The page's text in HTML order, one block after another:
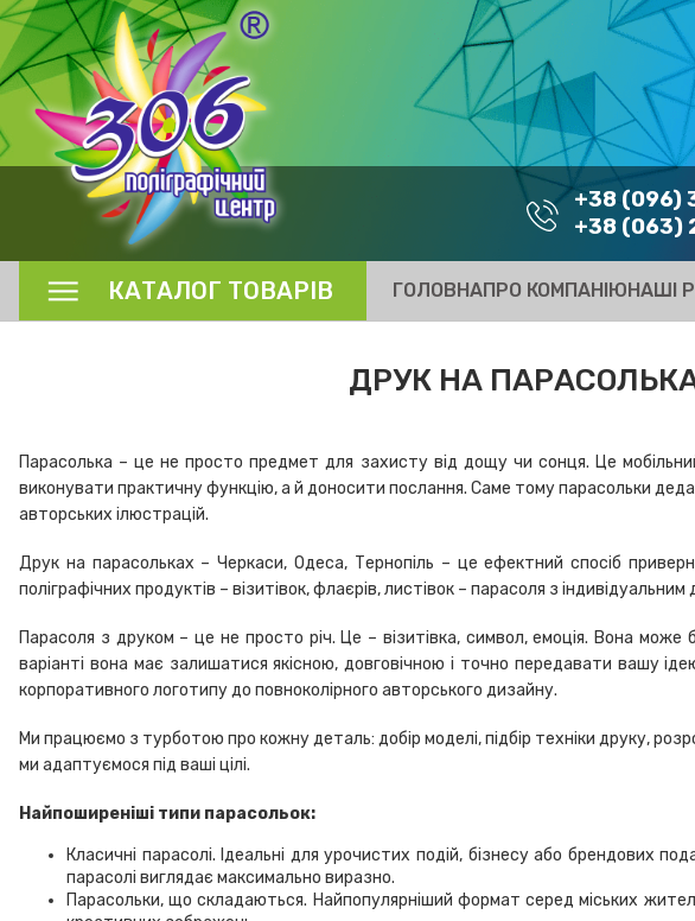
+38 (096)
+38 (063)
КАТАЛОГ ТОВАРІВ ГОЛОВНАПРО КОМПАНІЮНАШІ
ДРУК НА
Парасолька – це не просто предмет для захисту від дощу чи сонця. Це
виконувати практичну функцію, а й доносити послання. Саме тому парасольки
авторських ілюстрацій.
Друк на парасольках – Черкаси, Одеса, Тернопіль – це ефектний спосіб
поліграфічних продуктів – візитівок, флаєрів, листівок – парасоля з
Парасоля з друком – це не просто річ. Це – візитівка, символ, емоція. Вона
варіанті вона має залишатися якісною, довговічною і точно передавати вашу
корпоративного логотипу до повноколірного авторського дизайну.
Ми працюємо з турботою про кожну деталь: добір моделі, підбір техніки друку,
ми адаптуємося під ваші цілі.
Найпоширеніші типи парасольок:
Класичні парасолі. Ідеальні для урочистих подій, бізнесу або брендових
парасолі виглядає максимально виразно.
Парасольки, що складаються. Найпопулярніший формат серед міських